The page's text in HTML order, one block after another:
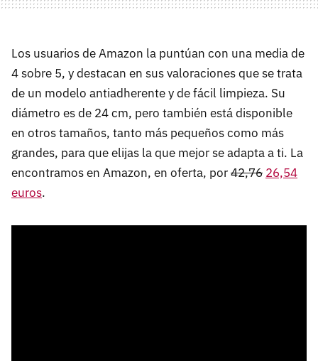
Los usuarios de Amazon la puntúan con una media de
4 sobre 5, y destacan en sus valoraciones que se trata
de un modelo antiadherente y de fácil limpieza. Su
diámetro es de 24 cm, pero también está disponible
en otros tamaños, tanto más pequeños como más
grandes, para que elijas la que mejor se adapta a ti. La
encontramos en Amazon, en oferta, por42,76 26,54
euros.